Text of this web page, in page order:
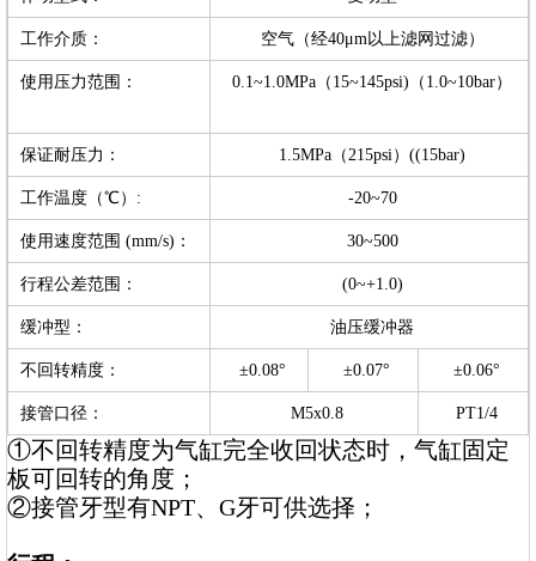
工作介质： 空气（经40μm以上滤网过滤）
使用压力范围： 0.1~1.0MPa（15~145psi)（1.0~10bar）
保证耐压力： 1.5MPa（215psi）((15bar)
工作温度（℃）: -20~70
使用速度范围 (mm/s)： 30~500
行程公差范围： (0~+1.0)
缓冲型： 油压缓冲器
不回转精度： ±0.08° ±0.07° ±0.06°
接管口径： M5x0.8 PT1/4
①不回转精度为气缸完全收回状态时，气缸固定
板可回转的角度；
②接管牙型有NPT、G牙可供选择；